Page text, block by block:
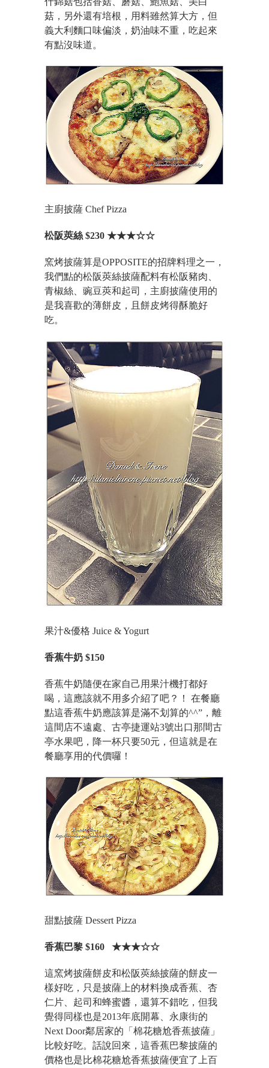
菇，另外還有培根，用料雖然算大方，但
義大利麵口味偏淡，奶油味不重，吃起來
有點沒味道。
主廚披薩 Chef Pizza
松阪莢絲 $230 ★★★☆☆
窯烤披薩算是OPPOSITE的招牌料理之一，
我們點的松阪莢絲披薩配料有松阪豬肉、
青椒絲、豌豆莢和起司，主廚披薩使用的
是我喜歡的薄餅皮，且餅皮烤得酥脆好
吃。
果汁&優格 Juice & Yogurt
香蕉牛奶 $150
香蕉牛奶隨便在家自己用果汁機打都好
喝，這應該就不用多介紹了吧？！ 在餐廳
點這香蕉牛奶應該算是滿不划算的^^”，離
這間店不遠處、古亭捷運站3號出口那間古
亭水果吧，降一杯只要50元，但這就是在
餐廳享用的代價囉！
甜點披薩 Dessert Pizza
香蕉巴黎 $160 ★★★☆☆
這窯烤披薩餅皮和松阪莢絲披薩的餅皮一
樣好吃，只是披薩上的材料換成香蕉、杏
仁片、起司和蜂蜜醬，還算不錯吃，但我
覺得同樣也是2013年底開幕、永康街的
Next Door鄰居家的「棉花糖尬香蕉披薩」
比較好吃。話說回來，這香蕉巴黎披薩的
價格也是比棉花糖尬香蕉披薩便宜了上百